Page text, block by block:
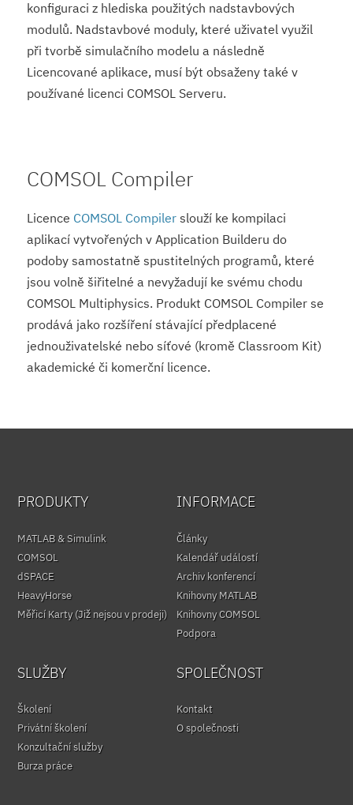
konfiguraci z hlediska použitých nadstavbových
modulů. Nadstavbové moduly, které uživatel využil
při tvorbě simulačního modelu a následně
Licencované aplikace, musí být obsaženy také v
používané licenci COMSOL Serveru.
COMSOL Compiler
Licence COMSOL Compiler slouží ke kompilaci
aplikací vytvořených v Application Builderu do
podoby samostatně spustitelných programů, které
jsou volně šiřitelné a nevyžadují ke svému chodu
COMSOL Multiphysics. Produkt COMSOL Compiler se
prodává jako rozšíření stávající předplacené
jednouživatelské nebo síťové (kromě Classroom Kit)
akademické či komerční licence.
PRODUKTY
MATLAB & Simulink
COMSOL
dSPACE
HeavyHorse
Měřicí Karty (Již nejsou v prodeji)
INFORMACE
Články
Kalendář událostí
Archiv konferencí
Knihovny MATLAB
Knihovny COMSOL
Podpora
SLUŽBY
Školení
Privátní školení
Konzultační služby
Burza práce
SPOLEČNOST
Kontakt
O společnosti